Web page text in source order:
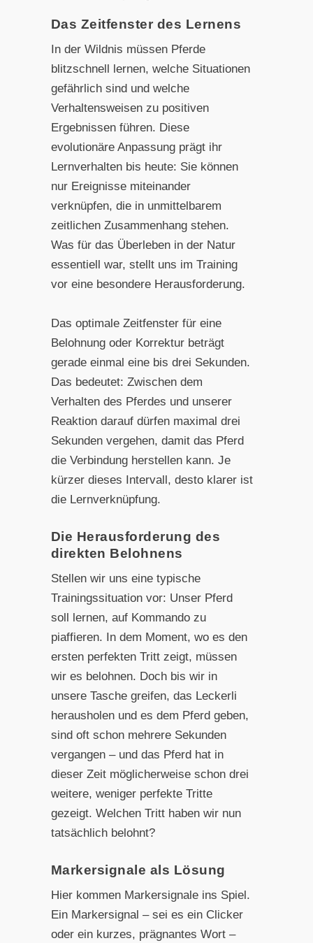
Das Zeitfenster des Lernens
In der Wildnis müssen Pferde
blitzschnell lernen, welche Situationen
gefährlich sind und welche
Verhaltensweisen zu positiven
Ergebnissen führen. Diese
evolutionäre Anpassung prägt ihr
Lernverhalten bis heute: Sie können
nur Ereignisse miteinander
verknüpfen, die in unmittelbarem
zeitlichen Zusammenhang stehen.
Was für das Überleben in der Natur
essentiell war, stellt uns im Training
vor eine besondere Herausforderung.
Das optimale Zeitfenster für eine
Belohnung oder Korrektur beträgt
gerade einmal eine bis drei Sekunden.
Das bedeutet: Zwischen dem
Verhalten des Pferdes und unserer
Reaktion darauf dürfen maximal drei
Sekunden vergehen, damit das Pferd
die Verbindung herstellen kann. Je
kürzer dieses Intervall, desto klarer ist
die Lernverknüpfung.
Die Herausforderung des
direkten Belohnens
Stellen wir uns eine typische
Trainingssituation vor: Unser Pferd
soll lernen, auf Kommando zu
piaffieren. In dem Moment, wo es den
ersten perfekten Tritt zeigt, müssen
wir es belohnen. Doch bis wir in
unsere Tasche greifen, das Leckerli
herausholen und es dem Pferd geben,
sind oft schon mehrere Sekunden
vergangen – und das Pferd hat in
dieser Zeit möglicherweise schon drei
weitere, weniger perfekte Tritte
gezeigt. Welchen Tritt haben wir nun
tatsächlich belohnt?
Markersignale als Lösung
Hier kommen Markersignale ins Spiel.
Ein Markersignal – sei es ein Clicker
oder ein kurzes, prägnantes Wort –